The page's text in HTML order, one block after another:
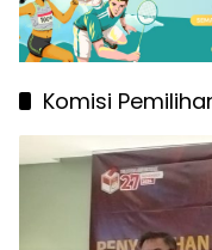
Komisi